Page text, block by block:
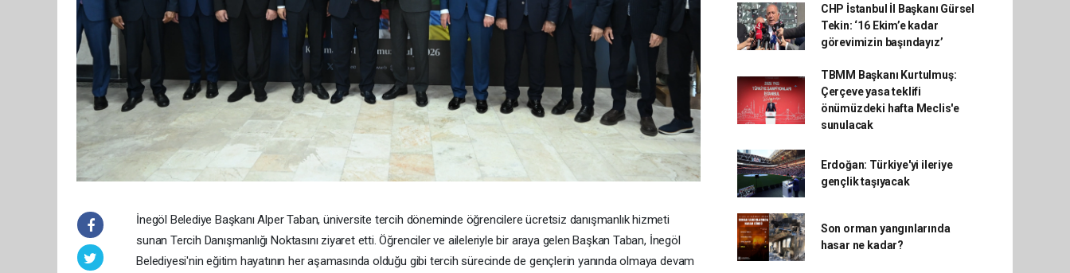
İnegöl Belediye Başkanı Alper Taban, üniversite tercih döneminde öğrencilere ücretsiz danışmanlık hizmeti
sunan Tercih Danışmanlığı Noktasını ziyaret etti. Öğrenciler ve aileleriyle bir araya gelen Başkan Taban, İnegöl
Belediyesi'nin eğitim hayatının her aşamasında olduğu gibi tercih sürecinde de gençlerin yanında olmaya devam
CHP İstanbul İl Başkanı Gürsel
Tekin: ‘16 Ekim’e kadar
görevimizin başındayız’
TBMM Başkanı Kurtulmuş:
Çerçeve yasa teklifi
önümüzdeki hafta Meclis'e
sunulacak
Erdoğan: Türkiye'yi ileriye
gençlik taşıyacak
Son orman yangınlarında
hasar ne kadar?